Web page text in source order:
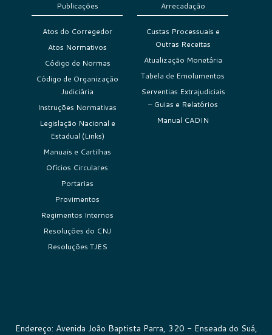
Publicações
Atos do Corregedor
Atos Normativos
Código de Normas
Código de Organização
Judiciária
Instruções Normativas
Legislação Nacional e
Estadual (Links)
Manuais e Cartilhas
Ofícios Circulares
Portarias
Provimentos
Regimentos Internos
Resoluções do CNJ
Resoluções TJES
Arrecadação
Custas Processuais e
Outras Receitas
Atualização Monetária
Tabela de Emolumentos
Serventias Extrajudiciais
– Guias e Relatórios
Manual CADIN
Endereço: Avenida João Baptista Parra, 320 - Enseada do Suá,